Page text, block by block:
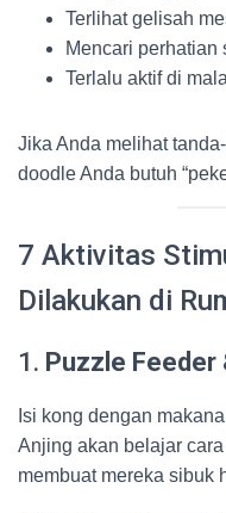
Terlihat gelisah
Mencari perhatian
Terlalu aktif di
Jika Anda melihat
doodle Anda butuh
7 Aktivitas
Dilakukan di
1. Puzzle Feeder
Isi kong dengan
Anjing akan belajar
membuat mereka sibuk